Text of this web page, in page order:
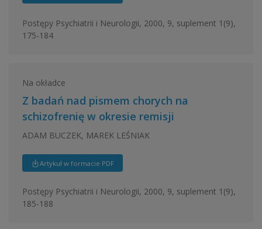
Postępy Psychiatrii i Neurologii, 2000, 9, suplement 1(9),
175-184
Na okładce
Z badań nad pismem chorych na
schizofrenię w okresie remisji
ADAM BUCZEK, MAREK LEŚNIAK
Artykuł w formacie PDF
Postępy Psychiatrii i Neurologii, 2000, 9, suplement 1(9),
185-188